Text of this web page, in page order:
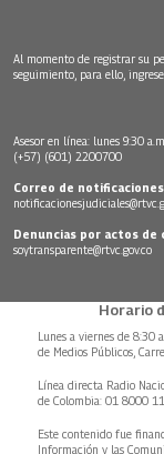
Al momento de registrar su
seguimiento, para ello,
Asesor en línea: lunes 9:30
(+57) (601) 2200700
Correo de
Denuncias por actos de
soytransparente@rtvc.gov.co
Horario
Lunes a viernes de 8:30
de Medios Públicos,
Línea directa Radio
de Colombia: 01 8000
Este contenido fue
Información y las